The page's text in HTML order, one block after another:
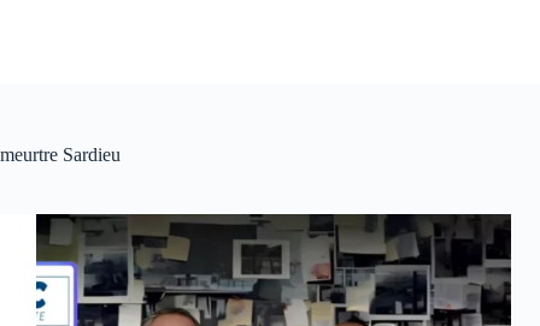
meurtre Sardieu